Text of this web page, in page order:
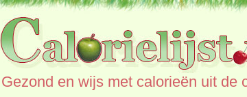
Gezond en wijs met calorieën uit de